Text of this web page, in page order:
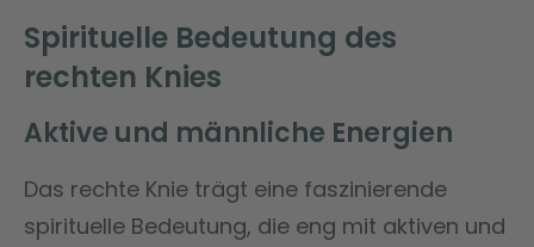
Spirituelle Bedeutung des
rechten Knies
Aktive und männliche Energien
Das rechte Knie trägt eine faszinierende
spirituelle Bedeutung, die eng mit aktiven und